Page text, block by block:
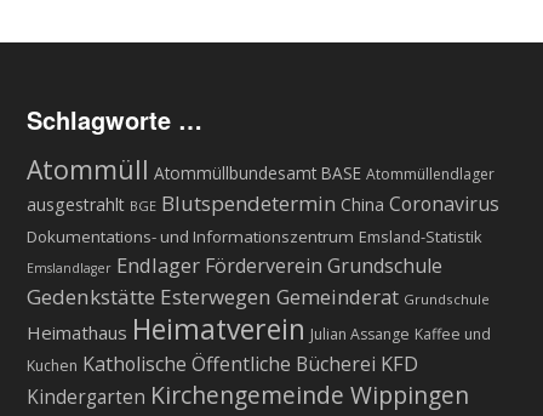
Schlagworte …
Atommüll Atommüllbundesamt BASE Atommüllendlager
ausgestrahlt BGE Blutspendetermin China Coronavirus
Dokumentations- und Informationszentrum Emsland-Statistik
Emslandlager Endlager Förderverein Grundschule
Gedenkstätte Esterwegen Gemeinderat Grundschule
Heimathaus Heimatverein Julian Assange Kaffee und
Kuchen Katholische Öffentliche Bücherei KFD
Kindergarten Kirchengemeinde Wippingen